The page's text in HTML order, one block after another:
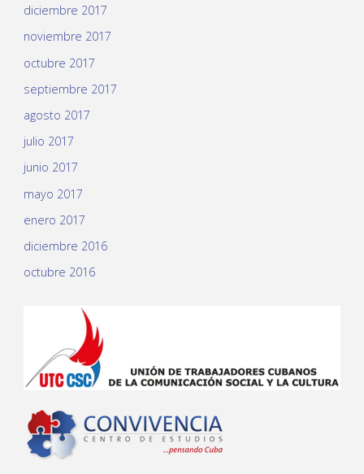
diciembre 2017
noviembre 2017
octubre 2017
septiembre 2017
agosto 2017
julio 2017
junio 2017
mayo 2017
enero 2017
diciembre 2016
octubre 2016